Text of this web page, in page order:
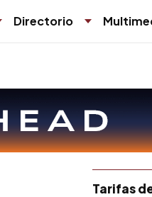
Directorio
Tarifas